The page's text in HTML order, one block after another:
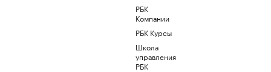
РБК
Компании
РБК Курсы
Школа
управления
РБК